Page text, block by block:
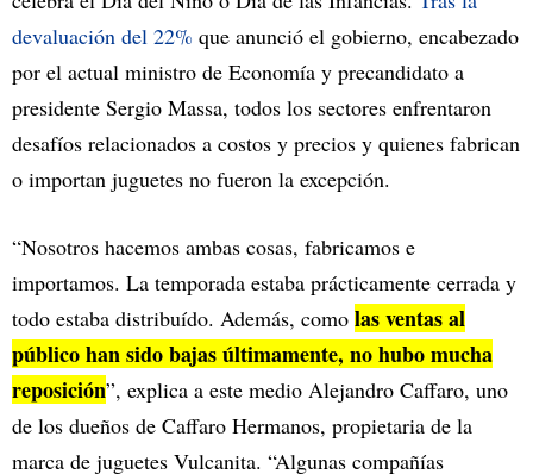
devaluación del 22% que anunció el gobierno, encabezado
por el actual ministro de Economía y precandidato a
presidente Sergio Massa, todos los sectores enfrentaron
desafíos relacionados a costos y precios y quienes fabrican
o importan juguetes no fueron la excepción.
“Nosotros hacemos ambas cosas, fabricamos e
importamos. La temporada estaba prácticamente cerrada y
todo estaba distribuído. Además, como las ventas al
público han sido bajas últimamente, no hubo mucha
reposición”, explica a este medio Alejandro Caffaro, uno
de los dueños de Caffaro Hermanos, propietaria de la
marca de juguetes Vulcanita. “Algunas compañías